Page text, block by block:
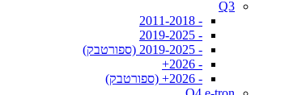
Q3
- 2011-2018
- 2019-2025
- 2019-2025 (ספורטבק)
- 2026+
- 2026+ (ספורטבק)